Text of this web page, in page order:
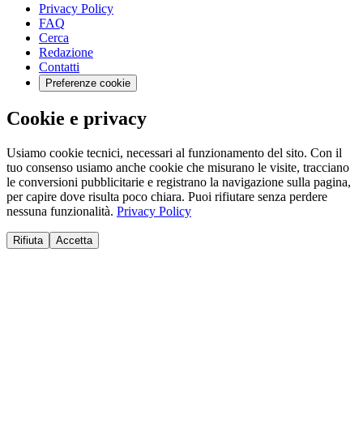
Privacy Policy
FAQ
Cerca
Redazione
Contatti
Preferenze cookie
Cookie e privacy
Usiamo cookie tecnici, necessari al funzionamento del sito. Con il
tuo consenso usiamo anche cookie che misurano le visite, tracciano
le conversioni pubblicitarie e registrano la navigazione sulla pagina,
per capire dove risulta poco chiara. Puoi rifiutare senza perdere
nessuna funzionalità. Privacy Policy
Rifiuta Accetta